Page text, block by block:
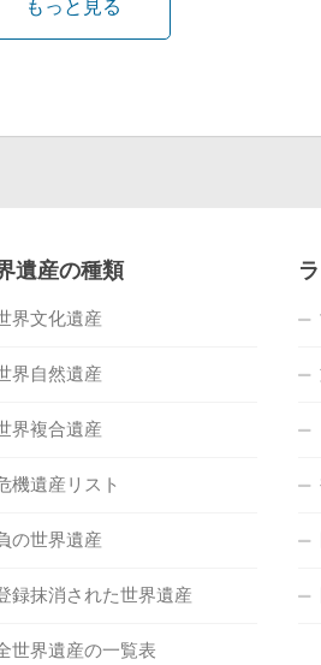
もっと見る
遺産の種類
界文化遺産
界自然遺産
界複合遺産
機遺産リスト
の世界遺産
録抹消された世界遺産
世界遺産の一覧表